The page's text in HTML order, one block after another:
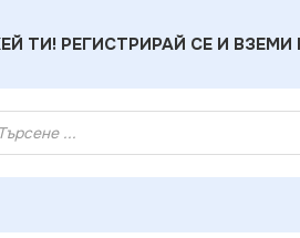
ТИ! РЕГИСТРИРАЙ СЕ И